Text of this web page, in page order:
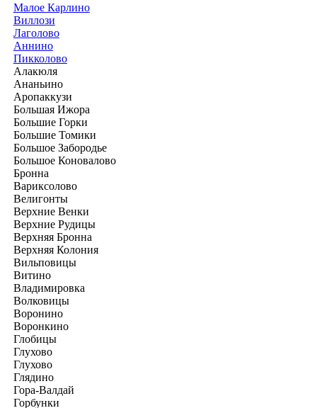
Малое Карлино
Виллози
Лаголово
Аннино
Пикколово
Алакюля
Ананьино
Аропаккузи
Большая Ижора
Большие Горки
Большие Томики
Большое Забородье
Большое Коновалово
Бронна
Вариксолово
Велигонты
Верхние Венки
Верхние Рудицы
Верхняя Бронна
Верхняя Колония
Вильповицы
Витино
Владимировка
Волковицы
Воронино
Воронкино
Глобицы
Глухово
Глухово
Глядино
Гора-Валдай
Горбунки